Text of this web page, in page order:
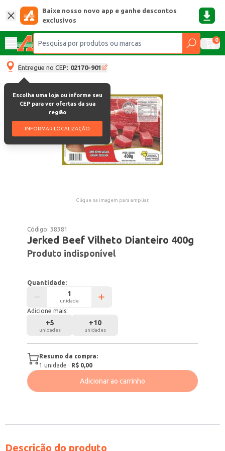
Baixe nosso novo app e ganhe descontos
exclusivos
0
Entregue no CEP: 02170-901
Escolha uma loja ou informe seu
CEP para ver ofertas da sua
região
INFORMAR LOCALIZAÇÃO
Clique na imagem para ampliar.
Código:38381
Jerked Beef Vilheto Dianteiro 400g
Produto indisponível
Quantidade:
unidade
Adicione mais:
+5
unidades
+10
unidades
Resumo da compra:
1 unidade · R$ 0,00
Adicionar ao carrinho
Descrição do produto